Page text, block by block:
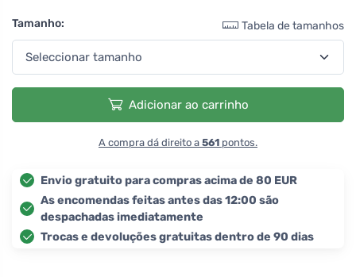
Tamanho: Tabela de tamanhos
Adicionar ao carrinho
A compra dá direito a 561 pontos.
Envio gratuito para compras acima de 80 EUR
As encomendas feitas antes das 12:00 são
despachadas imediatamente
Trocas e devoluções gratuitas dentro de 90 dias